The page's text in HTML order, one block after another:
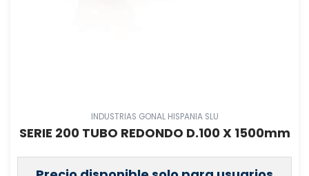
INDUSTRIAS GONAL HISPANIA SLU
SERIE 200 TUBO REDONDO D.100 X 1500mm